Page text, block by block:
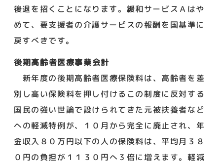
後退を招くことになります。緩和サービスＡはや
めて、要支援者の介護サービスの報酬を国基準に
戻すべきです。
後期高齢者医療事業会計
新年度の後期高齢者医療保険料は、高齢者を差
別し高い保険料を押し付けるこの制度に反対する
国民の強い世論で設けられてきた元被扶養者など
への軽減特例が、１０月から完全に廃止され、年
金収入８０万円以下の人の保険料は、平均月３８
０円の負担が１１３０円へ３倍に増えます。軽減